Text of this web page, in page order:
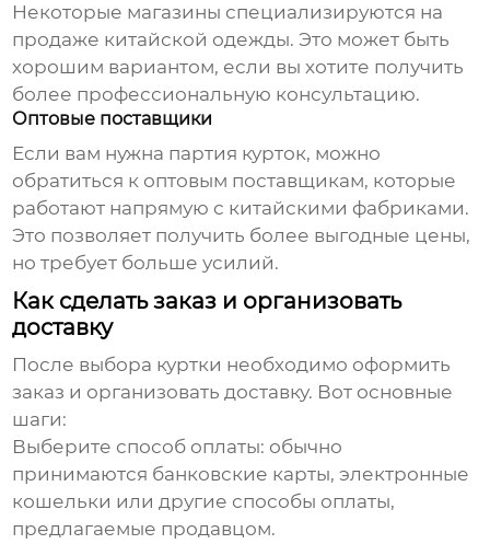
Некоторые магазины специализируются на
продаже китайской одежды. Это может быть
хорошим вариантом, если вы хотите получить
более профессиональную консультацию.
Оптовые поставщики
Если вам нужна партия курток, можно
обратиться к оптовым поставщикам, которые
работают напрямую с китайскими фабриками.
Это позволяет получить более выгодные цены,
но требует больше усилий.
Как сделать заказ и организовать
доставку
После выбора куртки необходимо оформить
заказ и организовать доставку. Вот основные
шаги:
Выберите способ оплаты: обычно
принимаются банковские карты, электронные
кошельки или другие способы оплаты,
предлагаемые продавцом.